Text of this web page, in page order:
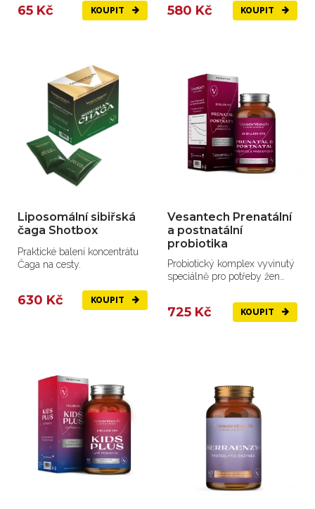
65 Kč KOUPIT 580 Kč KOUPIT
Liposomální sibiřská
čaga Shotbox
Praktické balení koncentrátu
Čaga na cesty.
630 Kč KOUPIT
Vesantech Prenatální
a postnatální
probiotika
Probiotický komplex vyvinutý
speciálně pro potřeby žen
725 Kč KOUPIT